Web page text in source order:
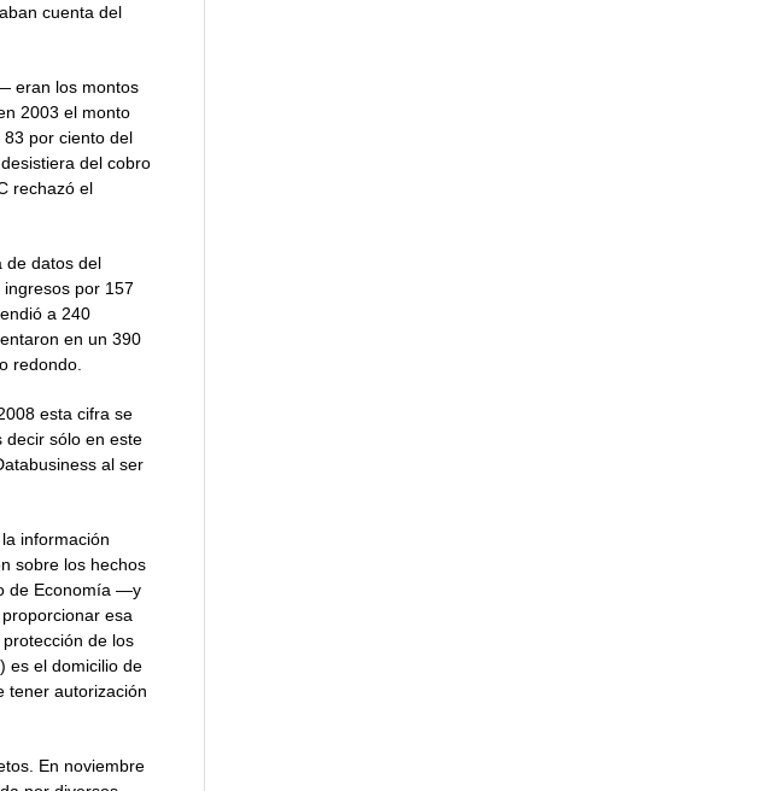
cuenta del
eran los montos
2003 el monto
por ciento del
del cobro
rechazó el
de datos del
por 157
a 240
en un 390
redondo.
esta cifra se
decir sólo en este
al ser
información
sobre los hechos
de Economía —y
esa
de los
es el domicilio de
tener autorización
En noviembre